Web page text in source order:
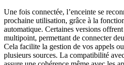
Une fois connectée, l’enceinte se
prochaine utilisation, grâce à la
automatique. Certaines versions
multipoint, permettant de connecter
Cela facilite la gestion de vos appels
plusieurs sources. La compatibilité